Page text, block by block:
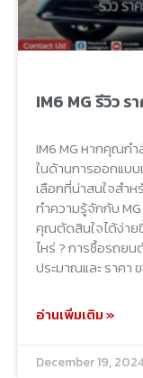
IM6 MG รีวิว
IM6 MG หากคุณก
ในด้านการออกแบบ
เลือกที่น่าสนใจสำ
ทำความรู้จักกับ MG
คุณตัดสินใจได้ง่ายขึ้
ไหร่ ? การซื้อรถย
ประมาณและ ราคา
อ่านเพิ่มเติม »
December 19,